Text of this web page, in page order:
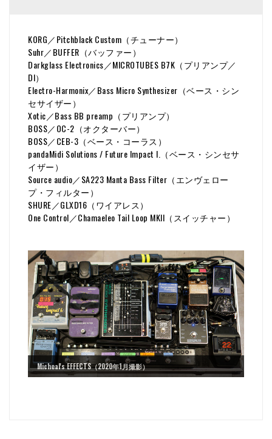
KORG／Pitchblack Custom（チューナー）
Suhr／BUFFER（バッファー）
Darkglass Electronics／MICROTUBES B7K（プリアンプ／
DI）
Electro-Harmonix／Bass Micro Synthesizer（ベース・シン
セサイザー）
Xotic／Bass BB preamp（プリアンプ）
BOSS／OC-2（オクターバー）
BOSS／CEB-3（ベース・コーラス）
pandaMidi Solutions / Future Impact I.（ベース・シンセサ
イザー）
Source audio／SA223 Manta Bass Filter（エンヴェロー
プ・フィルター）
SHURE／GLXD16（ワイアレス）
One Control／Chamaeleo Tail Loop MKII（スイッチャー）
Micheal's EFFECTS（2020年1月撮影）